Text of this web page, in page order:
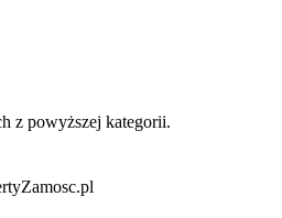
z powyższej kategorii.